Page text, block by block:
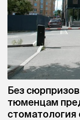
Без
тюменцам
стоматология